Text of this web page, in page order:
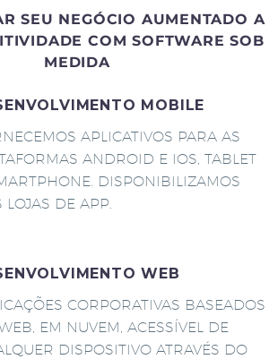
SEU NEGÓCIO AUMENTADO A
COM SOFTWARE SOB
MEDIDA
MOBILE
APLICATIVOS PARA AS
ANDROID E IOS, TABLET
DISPONIBILIZAMOS
LOJAS DE APP.
WEB
CORPORATIVAS BASEADOS
EM NUVEM, ACESSÍVEL DE
DISPOSITIVO ATRAVÉS DO